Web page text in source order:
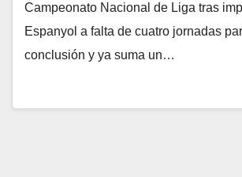
Campeonato Nacional de Liga tras
Espanyol a falta de cuatro jornadas
conclusión y ya suma un…